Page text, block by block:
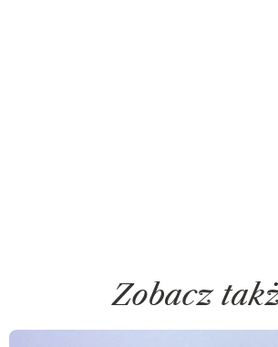
Zobacz